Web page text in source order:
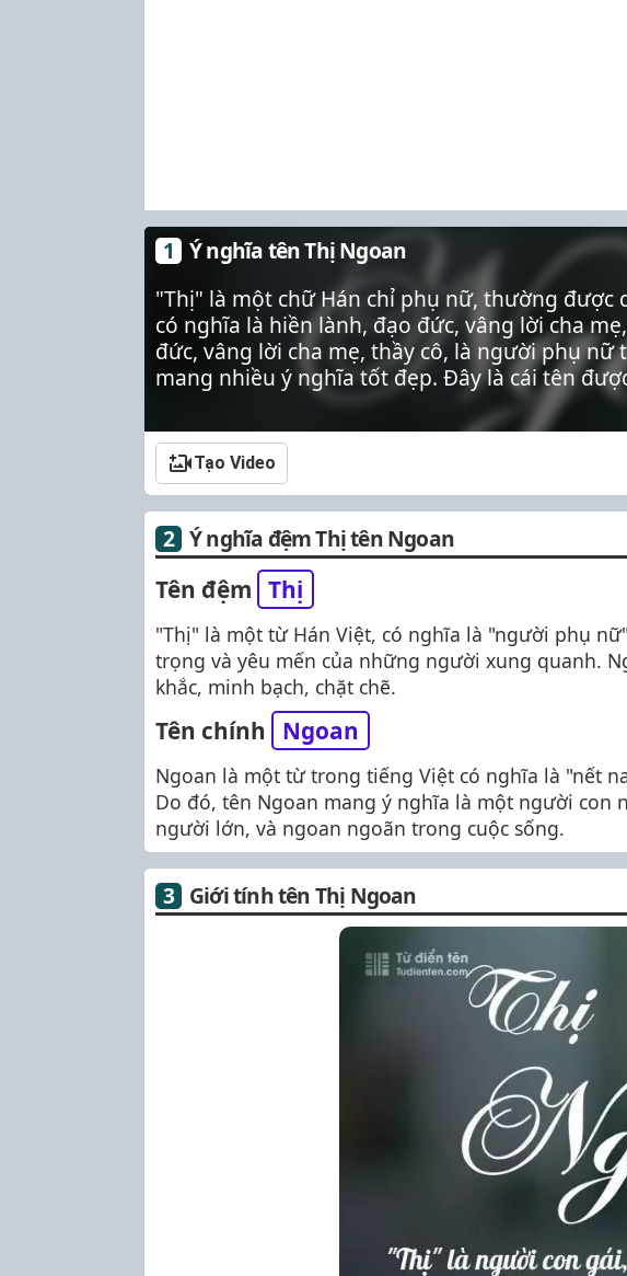
Ý nghĩa tên Thị Ngoan
"Thị" là một chữ Hán chỉ phụ nữ, thường
có nghĩa là hiền lành, đạo đức, vâng lời cha
đức, vâng lời cha mẹ, thầy cô, là người phụ
mang nhiều ý nghĩa tốt đẹp. Đây là cái tên
Tạo Video
Ý nghĩa đệm Thị tên Ngoan
Tên đệm Thị
"Thị" là một từ Hán Việt, có nghĩa là "người phụ
trọng và yêu mến của những người xung quanh.
khắc, minh bạch, chặt chẽ.
Tên chính Ngoan
Ngoan là một từ trong tiếng Việt có nghĩa là "nết
Do đó, tên Ngoan mang ý nghĩa là một người con
người lớn, và ngoan ngoãn trong cuộc sống.
Giới tính tên Thị Ngoan